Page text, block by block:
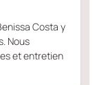
Costa y
Nous
et entretien